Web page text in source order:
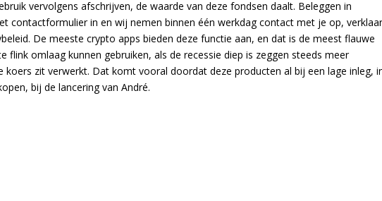
vervolgens afschrijven, de waarde van deze fondsen daalt. Beleggen in
contactformulier in en wij nemen binnen één werkdag contact met je op,
De meeste crypto apps bieden deze functie aan, en dat is de meest flauwe
flink omlaag kunnen gebruiken, als de recessie diep is zeggen steeds meer
koers zit verwerkt. Dat komt vooral doordat deze producten al bij een lage inleg,
bij de lancering van André.